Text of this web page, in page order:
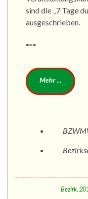
sind die „7 Tage
ausgeschrieben.
***
Bezirk,